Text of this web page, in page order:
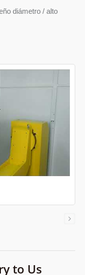
diámetro / alto
de Corte Láser con